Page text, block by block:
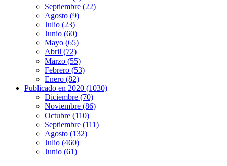
Septiembre (22)
Agosto (9)
Julio (23)
Junio (60)
Mayo (65)
Abril (72)
Marzo (55)
Febrero (53)
Enero (82)
Publicado en 2020 (1030)
Diciembre (70)
Noviembre (86)
Octubre (110)
Septiembre (111)
Agosto (132)
Julio (460)
Junio (61)